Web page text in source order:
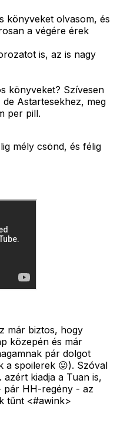
könyveket olvasom, és
a végére érek
is, az is nagy
könyveket? Szívesen
Astartesekhez, meg
per pill.
mély csönd, és félig
már biztos, hogy
közepén és már
pár dolgot
a spoilerek 😛). Szóval
kiadja a Tuan is,
pár HH-regény - az
tűnt <#awink>